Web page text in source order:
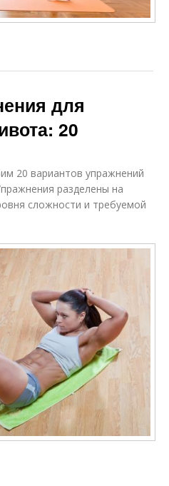
для
20
20 вариантов упражнений
разделены на
сложности и требуемой